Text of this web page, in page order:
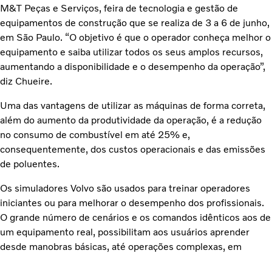
M&T Peças e Serviços, feira de tecnologia e gestão de
equipamentos de construção que se realiza de 3 a 6 de junho,
em São Paulo. “O objetivo é que o operador conheça melhor o
equipamento e saiba utilizar todos os seus amplos recursos,
aumentando a disponibilidade e o desempenho da operação”,
diz Chueire.
Uma das vantagens de utilizar as máquinas de forma correta,
além do aumento da produtividade da operação, é a redução
no consumo de combustível em até 25% e,
consequentemente, dos custos operacionais e das emissões
de poluentes.
Os simuladores Volvo são usados para treinar operadores
iniciantes ou para melhorar o desempenho dos profissionais.
O grande número de cenários e os comandos idênticos aos de
um equipamento real, possibilitam aos usuários aprender
desde manobras básicas, até operações complexas, em